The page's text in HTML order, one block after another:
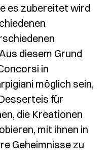
es zubereitet wird
diesem Grund
in
möglich sein,
für
die Kreationen
mit ihnen in
Geheimnisse zu